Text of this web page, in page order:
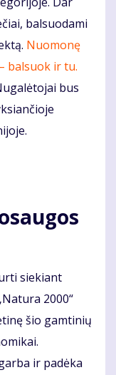
balsuodami
Nuomonę
balsuok ir tu.
bus
siekiant
2000“
šio gamtinių
ir padėka